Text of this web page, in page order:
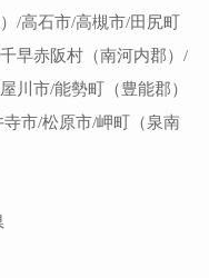
/高石市/高槻市/田尻町
早赤阪村（南河内郡）/
川市/能勢町（豊能郡）
市/松原市/岬町（泉南